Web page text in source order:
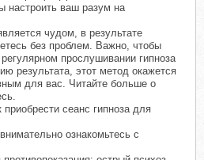
настроить ваш разум на
чудом, в результате
без проблем. Важно, чтобы
прослушивании гипноза
результата, этот метод окажется
для вас. Читайте больше о
сеанс гипноза для
ознакомьтесь с